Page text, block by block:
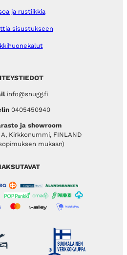
info@snugg.fi
0405450940
ja showroom
Kirkkonummi, FINLAND
mukaan)
ja rustiikkia
sisustukseen